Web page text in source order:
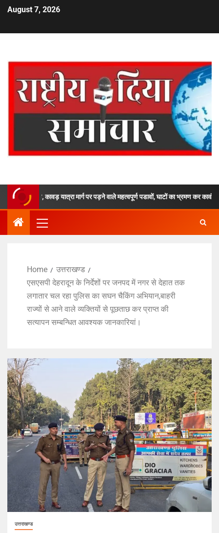
August 7, 2026
कावड़ यात्रा मार्ग पर पड़ने वाले महत्वपूर्ण पडावों, घाटों का भ्रमण कर कावंड मेले में पुलिस
Home
उत्तराखण्ड
एसएसपी देहरादून के निर्देशों पर जनपद में नगर से देहात तक
लगातार चल रहा पुलिस का सघन चैकिंग अभियान,बाहरी
राज्यों से आने वाले व्यक्तियों से पूछताछ कर प्राप्त की
सत्यापन सम्बन्धित आवश्यक जानकारियां।
उत्तराखण्ड